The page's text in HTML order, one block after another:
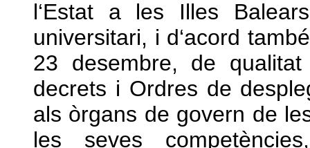
l‘Estat a les Illes
universitari, i d‘acord
23 desembre, de
decrets i Ordres de
als òrgans de govern de
les seves